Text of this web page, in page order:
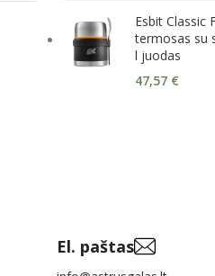
Esbit Classic
termosas su
l juodas
47,57 €
El. paštas